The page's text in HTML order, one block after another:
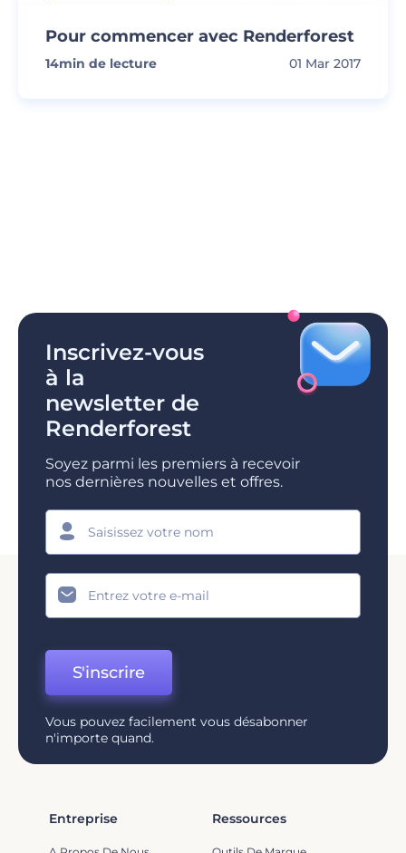
Pour commencer avec Renderforest
14min de lecture 01 Mar 2017
Inscrivez-vous
à la
newsletter de
Renderforest
Soyez parmi les premiers à recevoir
nos dernières nouvelles et offres.
S'inscrire
Vous pouvez facilement vous désabonner
n'importe quand.
Entreprise Ressources